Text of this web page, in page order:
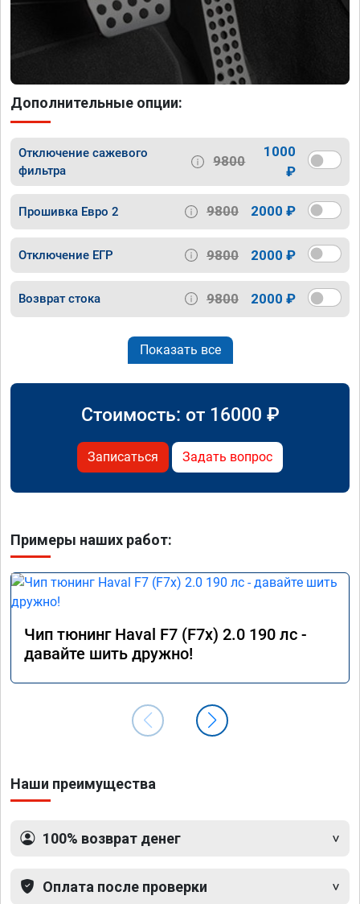
Дополнительные опции:
Отключение сажевого
фильтра
9800
1000
₽
Прошивка Евро 2 9800 2000 ₽
Отключение ЕГР 9800 2000 ₽
Возврат стока 9800 2000 ₽
Показать все
Стоимость: от 16000 ₽
Записаться Задать вопрос
Примеры наших работ:
Чип тюнинг Haval F7 (F7x) 2.0 190 лс -
давайте шить дружно!
Наши преимущества
100% возврат денег
Оплата после проверки